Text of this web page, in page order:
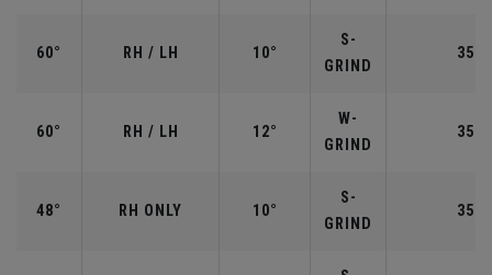
60° RH / LH 10°
S-
GRIND
60° RH / LH 12°
W-
GRIND
48° RH ONLY 10°
S-
GRIND